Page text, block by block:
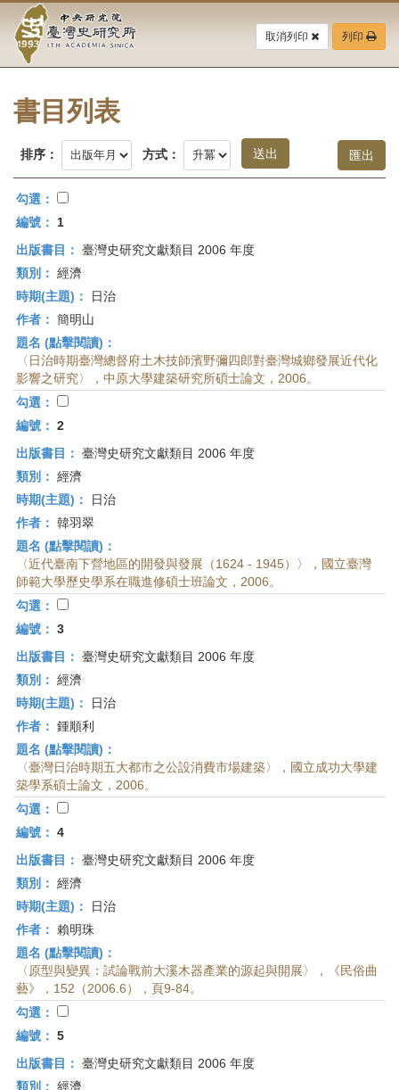
要
中
央
研
究
院-
臺
灣
史
研
究
所-
首
頁
取消列印 列印
書目列表
排序： 方式：
勾選：
編號：
1
出版書目： 臺灣史研究文獻類目 2006 年度
類別： 經濟
時期(主題)：
日治
作者： 簡明山
題名 (點擊閱讀)：
〈日治時期臺灣總督府土木技師濱野彌四郎對臺灣城鄉發展近代化
影響之研究〉，中原大學建築研究所碩士論文，2006。
勾選：
編號： 2
出版書目： 臺灣史研究文獻類目 2006 年度
類別： 經濟
時期(主題)：
日治
作者： 韓羽翠
題名 (點擊閱讀)：
〈近代臺南下營地區的開發與發展（1624 - 1945）〉，國立臺灣
師範大學歷史學系在職進修碩士班論文，2006。
勾選：
編號： 3
出版書目： 臺灣史研究文獻類目 2006 年度
類別： 經濟
時期(主題)：
日治
作者： 鍾順利
題名 (點擊閱讀)：
〈臺灣日治時期五大都市之公設消費市場建築〉，國立成功大學建
築學系碩士論文，2006。
勾選：
編號： 4
出版書目： 臺灣史研究文獻類目 2006 年度
類別： 經濟
時期(主題)：
日治
作者：
賴明珠
題名 (點擊閱讀)：
〈原型與變異：試論戰前大溪木器產業的源起與開展〉，《民俗曲
藝》，152（2006.6），頁9-84。
勾選：
編號： 5
出版書目： 臺灣史研究文獻類目 2006 年度
類別： 經濟